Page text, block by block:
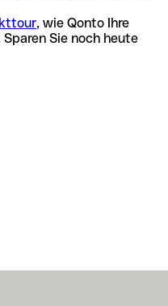
, wie Qonto Ihre
Sie noch heute